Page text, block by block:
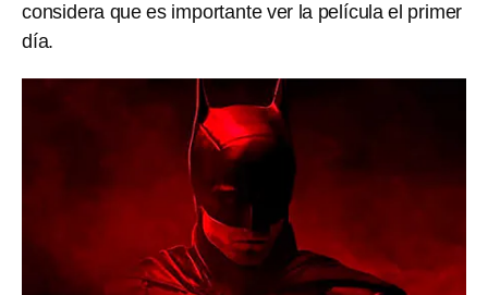
considera que es importante ver la película el primer
día.